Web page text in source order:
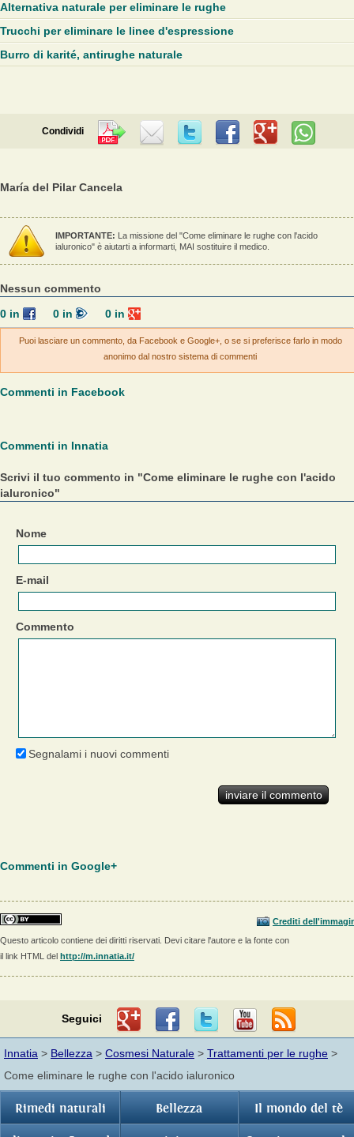
Alternativa naturale per eliminare le rughe
Trucchi per eliminare le linee d'espressione
Burro di karité, antirughe naturale
Condividi
María del Pilar Cancela
IMPORTANTE: La missione del "Come eliminare le rughe con l'acido
ialuronico" è aiutarti a informarti, MAI sostituire il medico.
Nessun commento
0in 0in 0 in
Puoi lasciare un commento, da Facebook e Google+, o se si preferisce farlo in modo
anonimo dal nostro sistema di commenti
Commenti in Facebook
Commenti in Innatia
Scrivi il tuo commento in "Come eliminare le rughe con l'acido
ialuronico"
Nome
E-mail
Commento
Segnalami i nuovi commenti
Commenti in Google+
Crediti
Questo articolo contiene dei diritti riservati. Devi citare l'autore e la fonte con
il link HTML del http://m.innatia.it/
Seguici
Innatia > Bellezza > Cosmesi Naturale > Trattamenti per le rughe >
Come eliminare le rughe con l'acido ialuronico
Rimedi naturali Bellezza Il mondo del tè